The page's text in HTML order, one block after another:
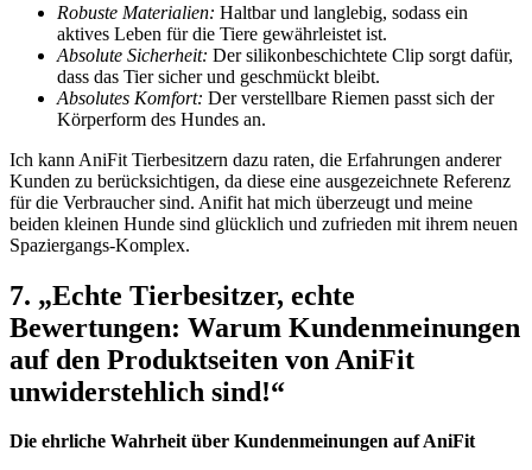
Robuste Materialien: Haltbar und langlebig, sodass ein
aktives Leben für die Tiere gewährleistet ist.
Absolute Sicherheit: Der ‌silikonbeschichtete Clip sorgt dafür,
dass das Tier sicher und geschmückt bleibt.
Absolutes Komfort: Der verstellbare Riemen‌ passt ⁣sich der
Körperform des Hundes an.
Ich kann AniFit Tierbesitzern ⁤dazu raten, die Erfahrungen anderer‍
Kunden zu berücksichtigen, da diese eine ausgezeichnete Referenz
für die Verbraucher sind. Anifit hat mich überzeugt und meine
beiden kleinen Hunde sind glücklich und zufrieden mit⁣ ihrem ⁣neuen
Spaziergangs-Komplex.⁢
7. „Echte ‌Tierbesitzer, echte
Bewertungen: Warum Kundenmeinungen
auf den ‌Produktseiten von AniFit
unwiderstehlich sind!“
Die ehrliche‌ Wahrheit über Kundenmeinungen ⁢auf AniFit